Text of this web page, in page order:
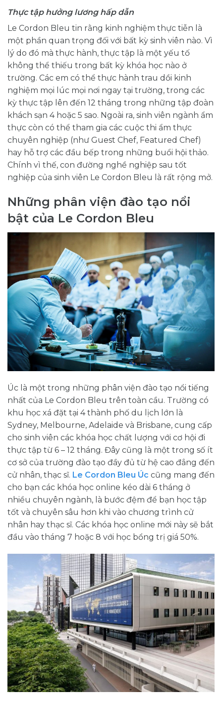
Thực tập hưởng lương hấp dẫn
Le Cordon Bleu tin rằng kinh nghiệm thực tiễn là
một phần quan trọng đối với bất kỳ sinh viên nào. Vì
lý do đó mà thực hành, thực tập là một yếu tố
không thể thiếu trong bất kỳ khóa học nào ở
trường. Các em có thể thực hành trau dồi kinh
nghiệm mọi lúc mọi nơi ngay tại trường, trong các
kỳ thực tập lên đến 12 tháng trong những tập đoàn
khách sạn 4 hoặc 5 sao. Ngoài ra, sinh viên ngành ẩm
thực còn có thể tham gia các cuộc thi ẩm thực
chuyên nghiệp (như Guest Chef, Featured Chef)
hay hỗ trợ các đầu bếp trong những buổi hội thảo.
Chính vì thế, con đường nghề nghiệp sau tốt
nghiệp của sinh viên Le Cordon Bleu là rất rộng mở.
Những phân viện đào tạo nổi
bật của Le Cordon Bleu
Úc là một trong những phân viện đào tạo nổi tiếng
nhất của Le Cordon Bleu trên toàn cầu. Trường có
khu học xá đặt tại 4 thành phố du lịch lớn là
Sydney, Melbourne, Adelaide và Brisbane, cung cấp
cho sinh viên các khóa học chất lượng với cơ hội đi
thực tập từ 6 – 12 tháng. Đây cũng là một trong số ít
cơ sở của trường đào tạo đầy đủ từ hệ cao đẳng đến
cử nhân, thạc sĩ. Le Cordon Bleu Úc cũng mang đến
cho bạn các khóa học online kéo dài 6 tháng ở
nhiều chuyên ngành, là bước đệm để bạn học tập
tốt và chuyên sâu hơn khi vào chương trình cử
nhân hay thạc sĩ. Các khóa học online mới này sẽ bắt
đầu vào tháng 7 hoặc 8 với học bổng trị giá 50%.